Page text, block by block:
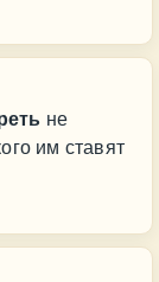
не
им ставят